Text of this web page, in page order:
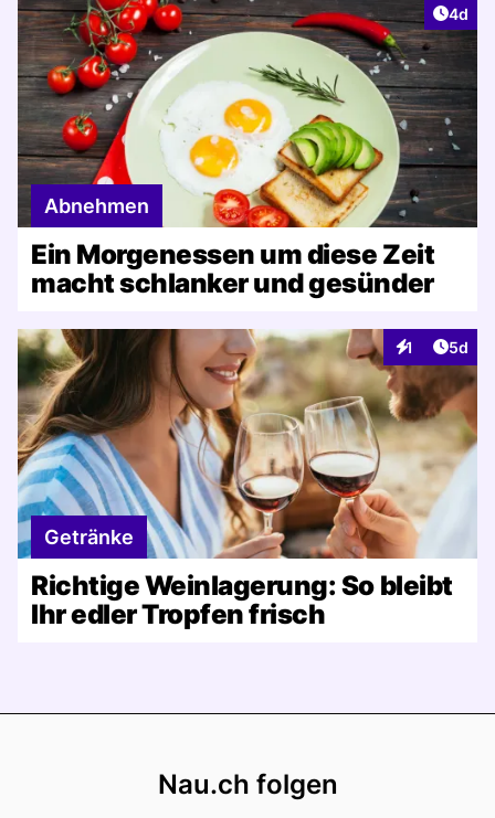
4d
Abnehmen
Ein Morgenessen um diese Zeit
macht schlanker und gesünder
1
Interaktionen
5d
Getränke
Richtige Weinlagerung: So bleibt
Ihr edler Tropfen frisch
Nau.ch folgen